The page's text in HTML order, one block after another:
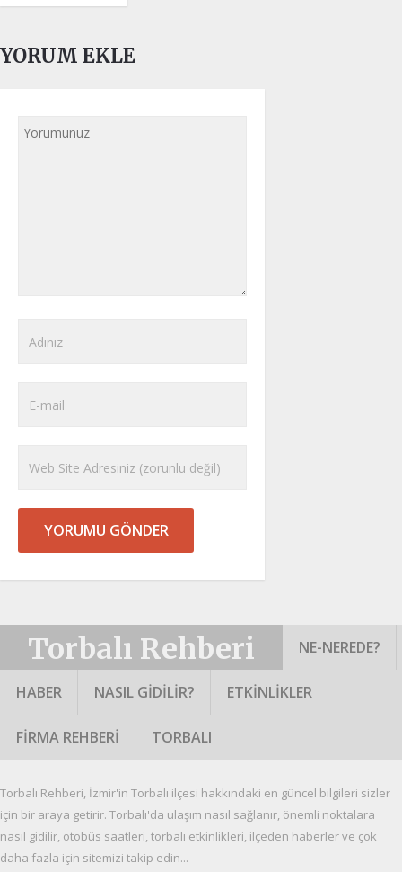
YORUM EKLE
Torbalı Rehberi NE-NEREDE?
HABER NASIL GIDILIR? ETKINLIKLER
FIRMA REHBERI TORBALI
Torbalı Rehberi, İzmir'in Torbalı ilçesi hakkındaki en güncel bilgileri sizler
için bir araya getirir. Torbalı'da ulaşım nasıl sağlanır, önemli noktalara
nasıl gidilir, otobüs saatleri, torbalı etkinlikleri, ilçeden haberler ve çok
daha fazla için sitemizi takip edin...